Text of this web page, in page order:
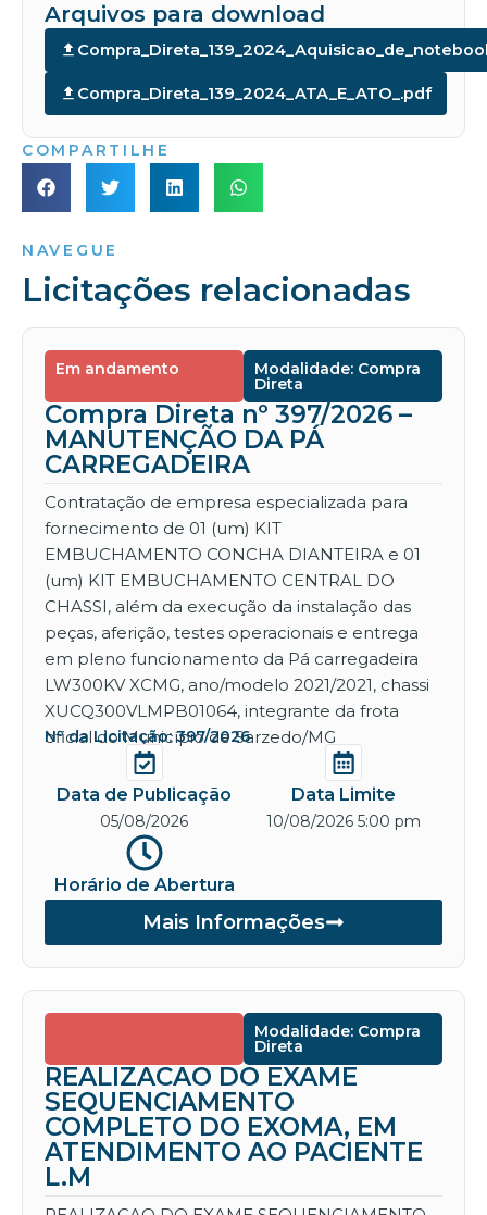
Arquivos para download
Compra_Direta_139_2024_ATA_E_ATO_.pdf
COMPARTILHE
NAVEGUE
Licitações relacionadas
Em andamento Modalidade: Compra
Direta
Compra Direta nº 397/2026 –
MANUTENÇÃO DA PÁ
CARREGADEIRA
Contratação de empresa especializada para
fornecimento de 01 (um) KIT
EMBUCHAMENTO CONCHA DIANTEIRA e 01
(um) KIT EMBUCHAMENTO CENTRAL DO
CHASSI, além da execução da instalação das
peças, aferição, testes operacionais e entrega
em pleno funcionamento da Pá carregadeira
LW300KV XCMG, ano/modelo 2021/2021, chassi
XUCQ300VLMPB01064, integrante da frota
oficial do Município de Sarzedo/MG
Nº da Licitação: 397/2026
Data de Publicação
05/08/2026
Data Limite
10/08/2026 5:00 pm
Horário de Abertura
Mais Informações
Modalidade: Compra
Direta
REALIZACAO DO EXAME
SEQUENCIAMENTO
COMPLETO DO EXOMA, EM
ATENDIMENTO AO PACIENTE
L.M